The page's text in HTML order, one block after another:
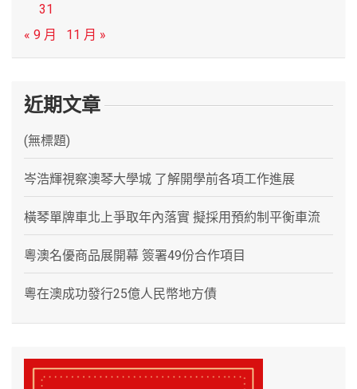
31
« 9 月
11 月 »
近期文章
(無標題)
岑浩輝視察澳琴大學城 了解開學前各項工作進展
橫琴單牌車北上爭取年內落實 擬採用預約制平衡車流
粵澳名優商品展開幕 簽署49份合作項目
粵在澳成功發行25億人民幣地方債